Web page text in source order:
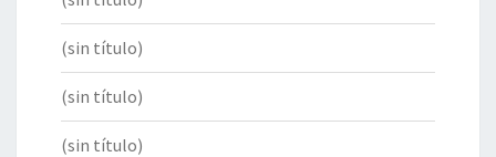
(sin título)
(sin título)
(sin título)